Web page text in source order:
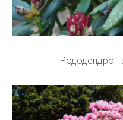
Рододендрон